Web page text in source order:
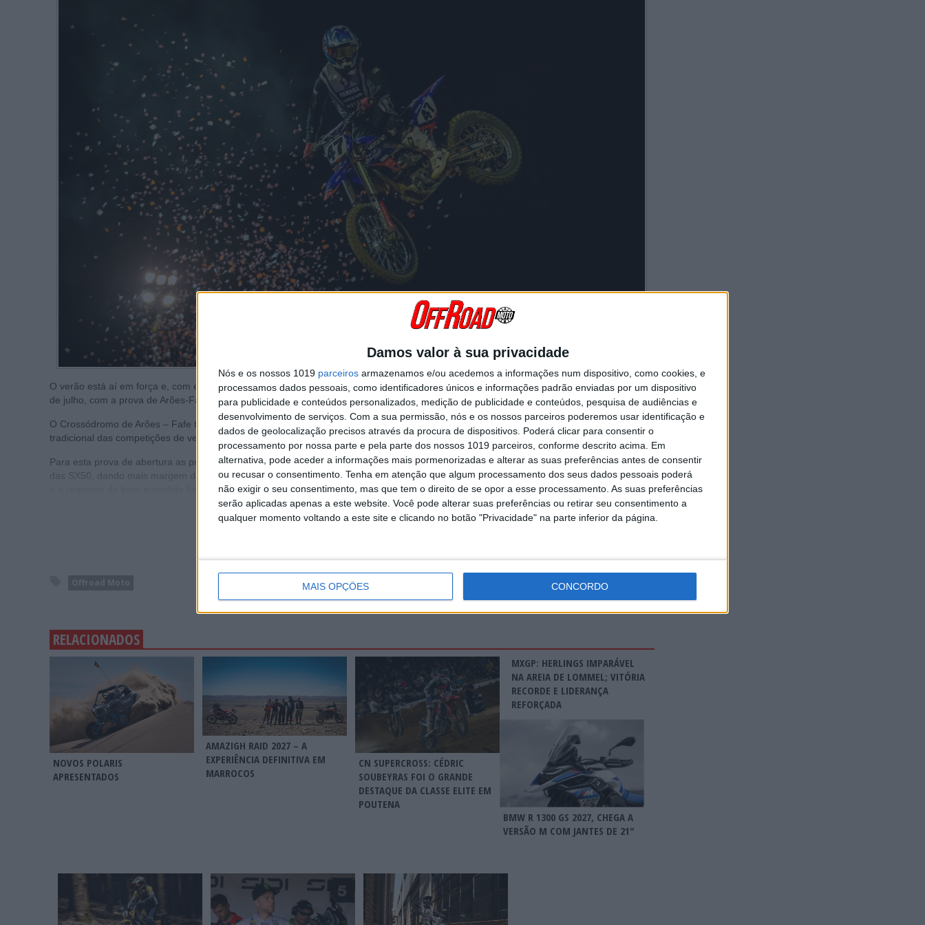
Damos valor à sua privacidade
Nós e os nossos 1019 parceiros armazenamos e/ou acedemos a informações num dispositivo, como cookies, e
processamos dados pessoais, como identificadores únicos e informações padrão enviadas por um dispositivo
para publicidade e conteúdos personalizados, medição de publicidade e conteúdos, pesquisa de audiências e
desenvolvimento de serviços. Com a sua permissão, nós e os nossos parceiros poderemos usar identificação e
dados de geolocalização precisos através da procura de dispositivos. Poderá clicar para consentir o
processamento por nossa parte e pela parte dos nossos 1019 parceiros, conforme descrito acima. Em
alternativa, pode aceder a informações mais pormenorizadas e alterar as suas preferências antes de consentir
ou recusar o consentimento. Tenha em atenção que algum processamento dos seus dados pessoais poderá
não exigir o seu consentimento, mas que tem o direito de se opor a esse processamento. As suas preferências
serão aplicadas apenas a este website. Você pode alterar suas preferências ou retirar seu consentimento a
qualquer momento voltando a este site e clicando no botão "Privacidade" na parte inferior da página.
MAIS OPÇÕES CONCORDO
O verão está aí em força e, com ele, chega o Campeonato Nacional de Supercross. O arranque está marcado para o próximo sábado, 4
de julho, com a prova de Arões-Fafe.
O Crossódromo de Arões – Fafe tem este ano as honras de abertura do Campeonato Nacional de Supercross, marcando o início da mais
tradicional das competições de verão e animando os sábados à noite em cinco rondas a disputar entre julho e agosto.
Para esta prova de abertura as principais diferenças face à estrutura do campeonato na época passada dizem respeito à saída de cena
das SX50, dando mais margem de manobra para as restantes cilindradas, agora com duas finais para a competição principal – SX Elite –
e o regresso do bem-sucedido formato ‘face to face’.
RELACIONADOS
NOVOS POLARIS
APRESENTADOS
AMAZIGH RAID 2027 – A
EXPERIÊNCIA DEFINITIVA EM
MARROCOS
CN SUPERCROSS: CÉDRIC
SOUBEYRAS FOI O GRANDE
DESTAQUE DA CLASSE ELITE EM
POUTENA
MXGP: HERLINGS IMPARÁVEL
NA AREIA DE LOMMEL; VITÓRIA
RECORDE E LIDERANÇA
REFORÇADA
BMW R 1300 GS 2027, CHEGA A
VERSÃO M COM JANTES DE 21″